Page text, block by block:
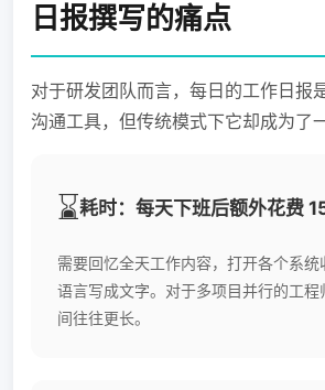
日报撰写的痛点
对于研发团队而言，每日的工作日报
沟通工具，但传统模式下它却成为了
⌛耗时：每天下班后额外花费
需要回忆全天工作内容，打开各个系统
语言写成文字。对于多项目并行的工程
间往往更长。